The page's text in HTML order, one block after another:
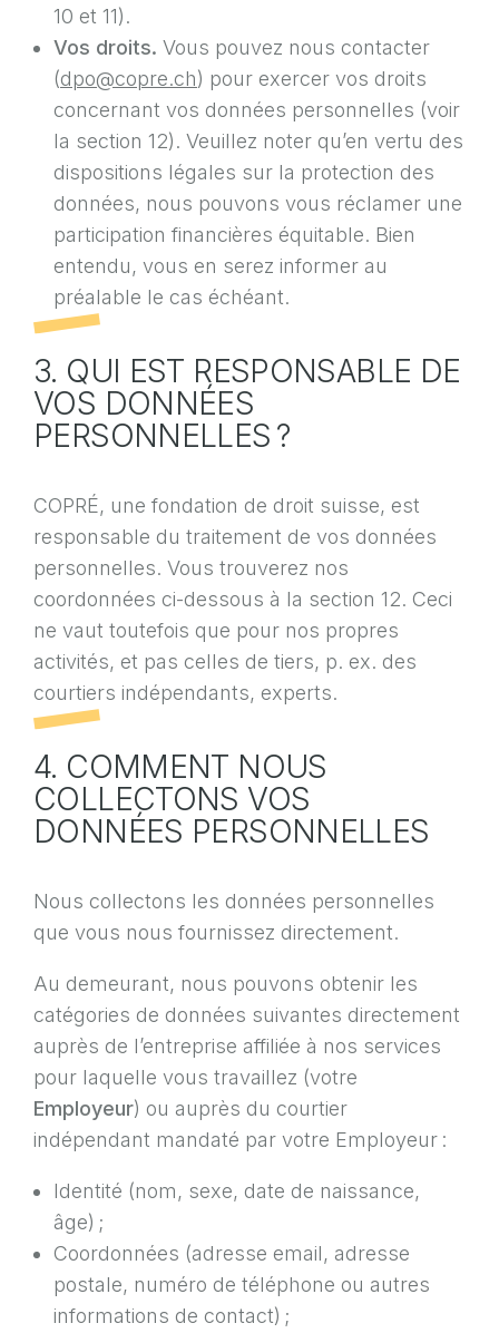
10 et 11).
Vos droits. Vous pouvez nous contacter
(dpo@copre.ch) pour exercer vos droits
concernant vos données personnelles (voir
la section 12). Veuillez noter qu’en vertu des
dispositions légales sur la protection des
données, nous pouvons vous réclamer une
participation financières équitable. Bien
entendu, vous en serez informer au
préalable le cas échéant.
3. QUI EST RESPONSABLE DE
VOS DONNÉES
PERSONNELLES ?
COPRÉ, une fondation de droit suisse, est
responsable du traitement de vos données
personnelles. Vous trouverez nos
coordonnées ci-dessous à la section 12. Ceci
ne vaut toutefois que pour nos propres
activités, et pas celles de tiers, p. ex. des
courtiers indépendants, experts.
4. COMMENT NOUS
COLLECTONS VOS
DONNÉES PERSONNELLES
Nous collectons les données personnelles
que vous nous fournissez directement.
Au demeurant, nous pouvons obtenir les
catégories de données suivantes directement
auprès de l’entreprise affiliée à nos services
pour laquelle vous travaillez (votre
Employeur) ou auprès du courtier
indépendant mandaté par votre Employeur :
Identité (nom, sexe, date de naissance,
âge) ;
Coordonnées (adresse email, adresse
postale, numéro de téléphone ou autres
informations de contact) ;